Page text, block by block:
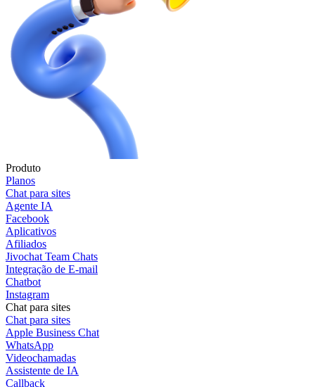
Produto
Planos
Chat para sites
Agente IA
Facebook
Aplicativos
Afiliados
Jivochat Team Chats
Integração de E-mail
Chatbot
Instagram
Chat para sites
Chat para sites
Apple Business Chat
WhatsApp
Videochamadas
Assistente de IA
Callback